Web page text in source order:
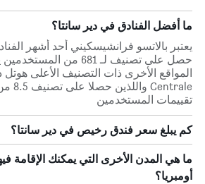
ما أفضل الفنادق في دير سانتا؟
يعتبر بالاتسو فرانشيسكيني أحد أشهر
تقييمات المستخدمين
كم يبلغ سعر فندق رخيص في دير سانتا؟
ما هي المدن الأخرى التي يمكنك الإقامة
أومبريا؟